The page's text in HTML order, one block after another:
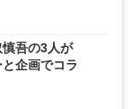
吾の3人が
企画でコラ